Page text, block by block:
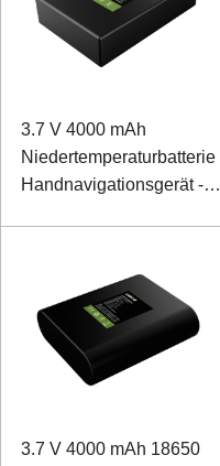
3.7 V 4000 mAh
Niedertemperaturbatterie
Handnavigationsgerät -40
3.7 V 4000 mAh 18650